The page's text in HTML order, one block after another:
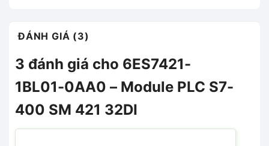
ĐÁNH GIÁ (3)
3 đánh giá cho 6ES7421-
1BL01-0AA0 – Module PLC S7-
400 SM 421 32DI